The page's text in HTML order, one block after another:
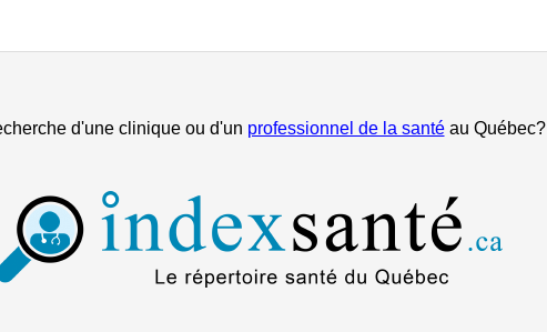
d'une clinique ou d'un professionnel de la santéau Québec?